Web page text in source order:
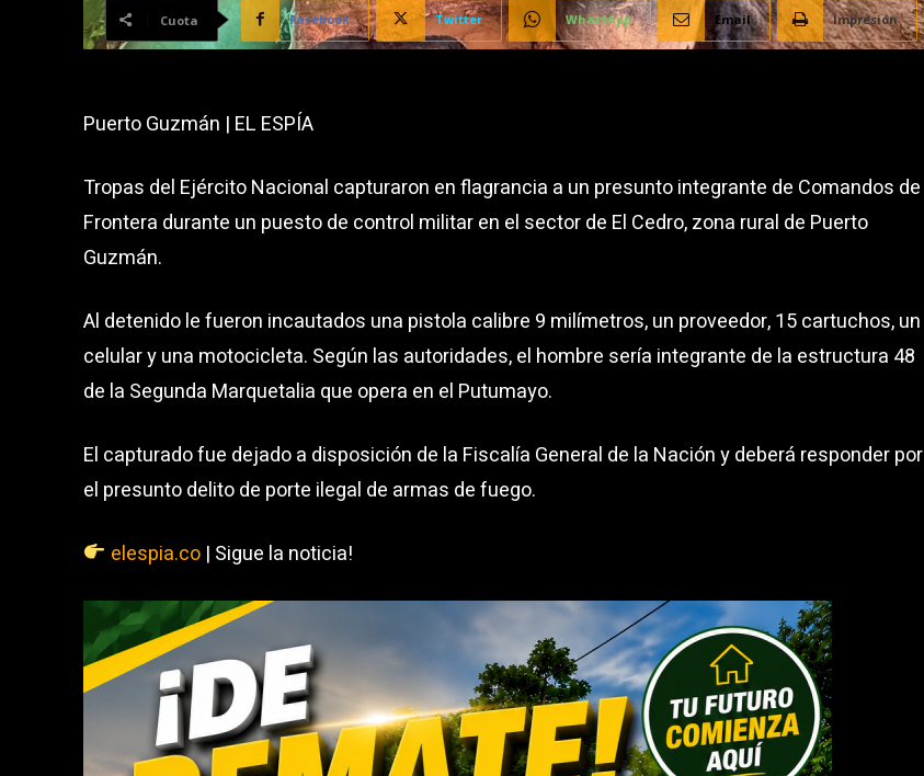
Cuota Facebook Twitter WhatsApp Email Impresión
Puerto Guzmán | EL ESPÍA
Tropas del Ejército Nacional capturaron en flagrancia a un presunto integrante de Comandos de
Frontera durante un puesto de control militar en el sector de El Cedro, zona rural de Puerto
Guzmán.
Al detenido le fueron incautados una pistola calibre 9 milímetros, un proveedor, 15 cartuchos, un
celular y una motocicleta. Según las autoridades, el hombre sería integrante de la estructura 48
de la Segunda Marquetalia que opera en el Putumayo.
El capturado fue dejado a disposición de la Fiscalía General de la Nación y deberá responder por
el presunto delito de porte ilegal de armas de fuego.
elespia.co| Sigue la noticia!